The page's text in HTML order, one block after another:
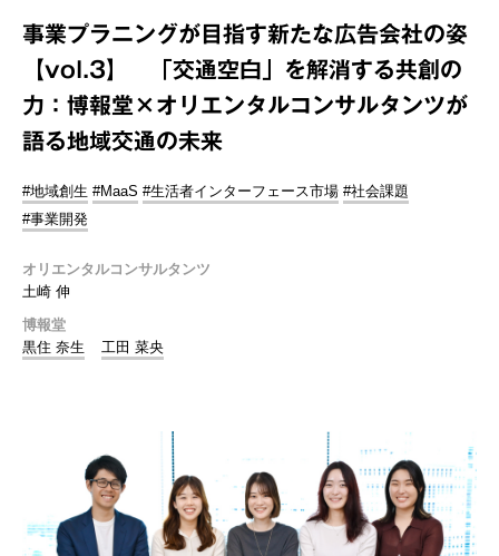
事業プラニングが目指す新たな広告会社の姿
【vol.3】 「交通空白」を解消する共創の
力：博報堂×オリエンタルコンサルタンツが
語る地域交通の未来
#地域創生 #MaaS #生活者インターフェース市場 #社会課題
#事業開発
オリエンタルコンサルタンツ
土崎 伸
博報堂
黒住 奈生
工田 菜央